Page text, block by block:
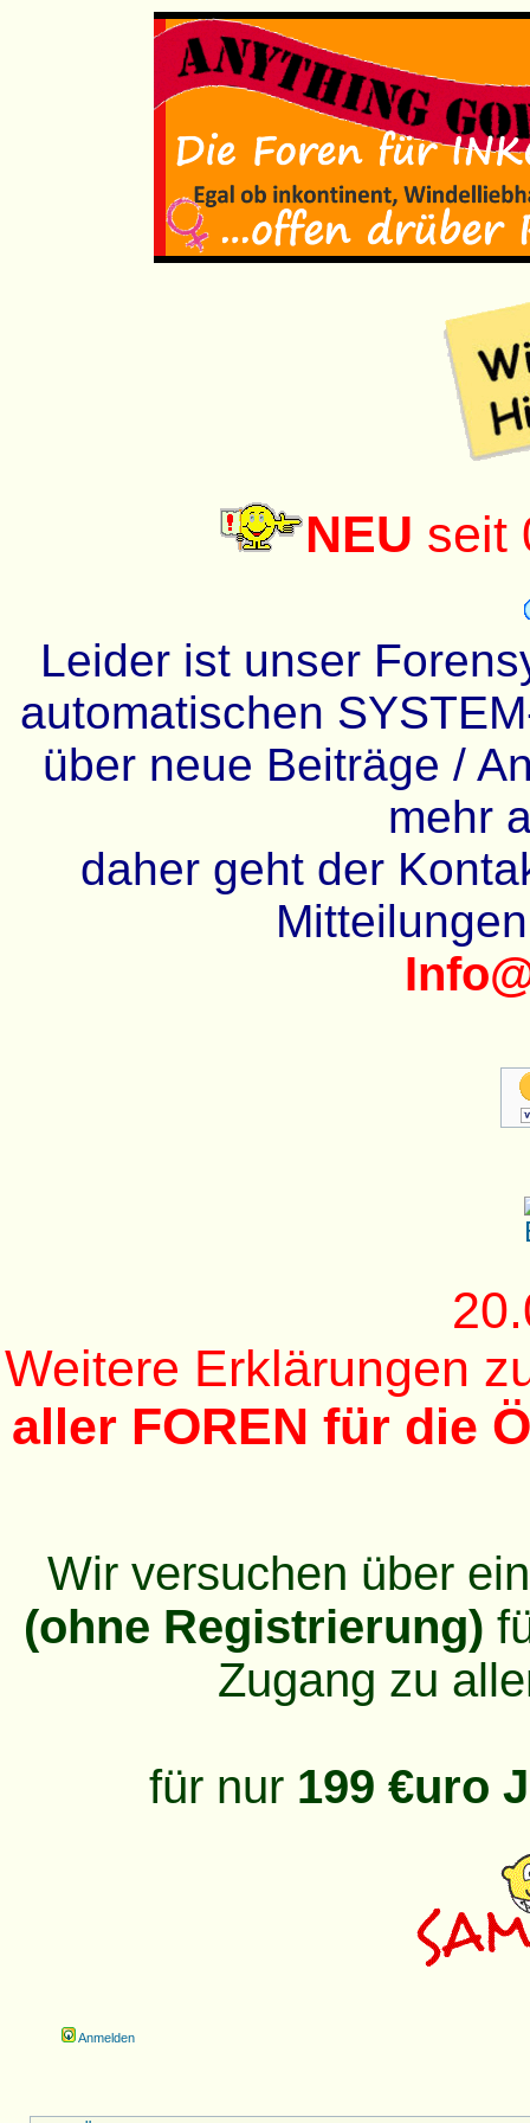
NEU seit
Leider ist unser
automatischen
über neue Beiträge /
mehr
daher geht der
Weitere Erklärungen
aller FOREN für die
Wir versuchen über
(ohne Registrierung)
Zugang zu
für nur 199 €uro
Anmelden